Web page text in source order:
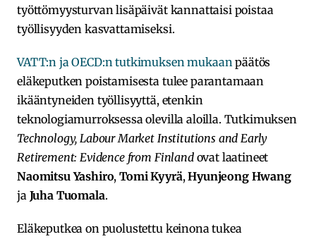
työttömyysturvan lisäpäivät kannattaisi poistaa
työllisyyden kasvattamiseksi.
VATT:n ja OECD:n tutkimuksen mukaan päätös
eläkeputken poistamisesta tulee parantamaan
ikääntyneiden työllisyyttä, etenkin
teknologiamurroksessa olevilla aloilla. Tutkimuksen
Technology, Labour Market Institutions and Early
Retirement: Evidence from Finlandovat laatineet
Naomitsu Yashiro,Tomi Kyyrä,Hyunjeong Hwang
ja Juha Tuomala.
Eläkeputkea on puolustettu keinona tukea